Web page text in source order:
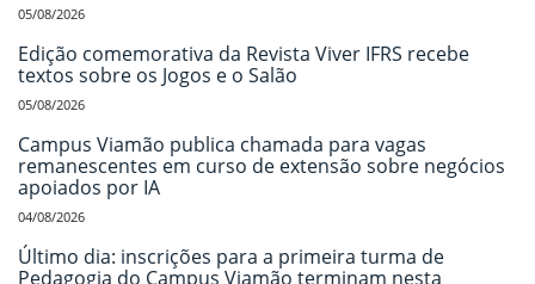
05/08/2026
Edição comemorativa da Revista Viver IFRS recebe
textos sobre os Jogos e o Salão
05/08/2026
Campus Viamão publica chamada para vagas
remanescentes em curso de extensão sobre negócios
apoiados por IA
04/08/2026
Último dia: inscrições para a primeira turma de
Pedagogia do Campus Viamão terminam nesta